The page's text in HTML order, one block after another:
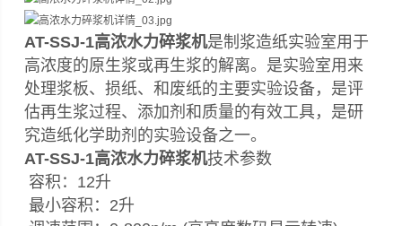
AT-SSJ-1高浓水力碎浆机是制浆造纸实验室用于
高浓度的原生浆或再生浆的解离。是实验室用来
处理浆板、损纸、和废纸的主要实验设备，是评
估再生浆过程、添加剂和质量的有效工具，是研
究造纸化学助剂的实验设备之一。
AT-SSJ-1高浓水力碎浆机技术参数
容积：12升
最小容积：2升